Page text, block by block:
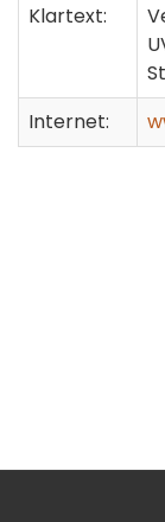
Klartext:
Internet: